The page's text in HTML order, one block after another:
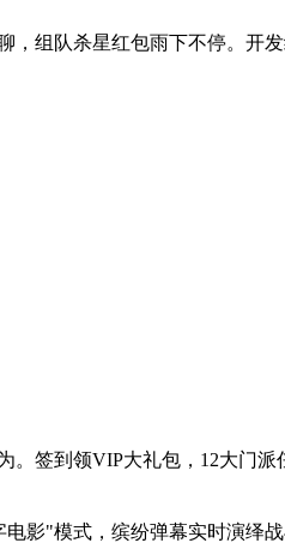
，组队杀星红包雨下不停。
。签到领VIP大礼包，12大
影"模式，缤纷弹幕实时演绎